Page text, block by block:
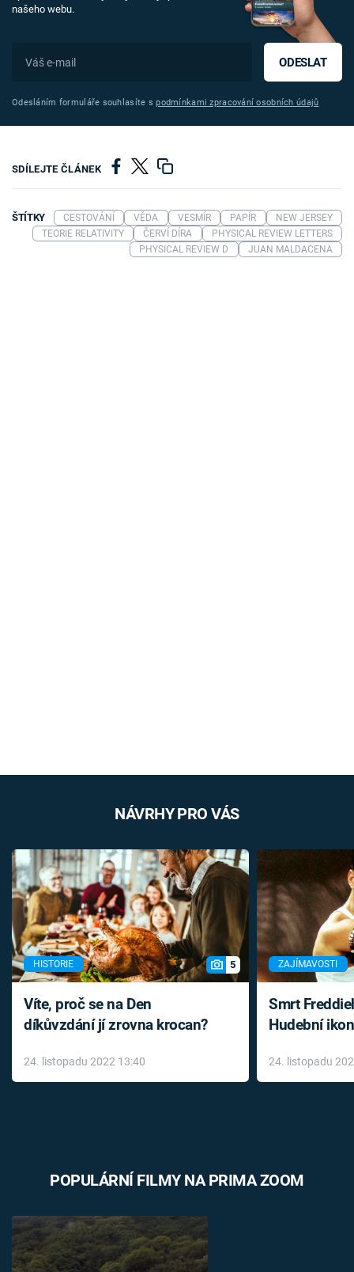
našeho webu.
ODESLAT
Odesláním formuláře souhlasíte spodmínkami zpracování osobních údajů
SDÍLEJTE ČLÁNEK
ŠTÍTKY CESTOVÁNÍ VĚDA VESMÍR PAPÍR
NEW JERSEY
TEORIE RELATIVITY
ČERVÍ DÍRA
PHYSICAL REVIEW LETTERS
PHYSICAL REVIEW D
JUAN MALDACENA
NÁVRHY PRO VÁS
HISTORIE 5
Víte, proč se na Den
díkůvzdání jí zrovna krocan?
24. listopadu 2022 13:40
ZAJÍMAVOSTI
Smrt
Hudební
léky
24. listopadu
POPULÁRNÍ FILMY NA PRIMA ZOOM